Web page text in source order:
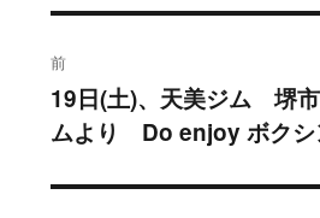
稿
ナ
ビ
前
過
去
19日(土)、天美ジム 堺
ムより Do enjoy ボクシ